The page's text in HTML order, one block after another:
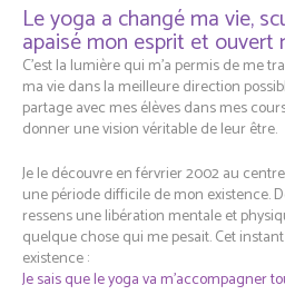
Le yoga a changé ma vie,
apaisé mon esprit et ouvert
C’est la lumière qui m’a permis de me
ma vie dans la meilleure direction
partage avec mes élèves dans mes
donner une vision véritable de leur être.
Je le découvre en férvrier 2002 au
une période difficile de mon existence.
ressens une libération mentale et
quelque chose qui me pesait. Cet
existence :
Je sais que le yoga va m’accompagner